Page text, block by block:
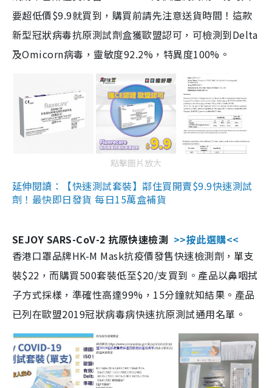
要超低價$9.9就買到，購買前請先注意送貨時間！這款
新型冠狀病毒抗原測試劑盒獲歐盟認可，可檢測到Delta
及Omicorn病毒，靈敏度92.2%，特異度100%。
點擊圖片放大
延伸閱讀：【快速測試套裝】鄰住買開賣$9.9快速測試
劑！最快即日發貨 每日15萬盒補貨
SEJOY SARS-CoV-2 抗原快速檢測 >>按此選購<<
香港口罩品牌HK-M Mask抗疫價發售快速檢測劑，單支
裝$22，而購買500套裝低至$20/支買到。產品以鼻咽拭
子方式採樣，準確性高達99%，15分鐘就知結果。產品
已列在歐盟2019冠狀病毒病快速抗原測試通用名單。